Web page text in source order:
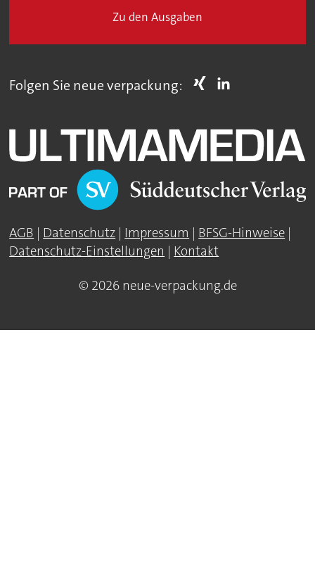
Zu den Ausgaben
Folgen Sie neue verpackung:
AGB | Datenschutz | Impressum | BFSG-Hinweise |
Datenschutz-Einstellungen | Kontakt
© 2026 neue-verpackung.de